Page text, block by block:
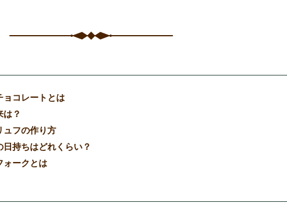
ョコレートとは
は？
ュフの作り方
日持ちはどれくらい？
ォークとは